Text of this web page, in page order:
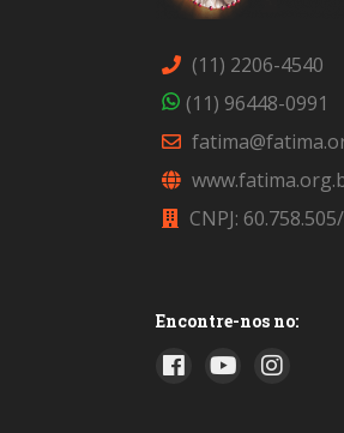
(11) 2206-4540
(11) 96448-0991
CNPJ:
Encontre-nos no: